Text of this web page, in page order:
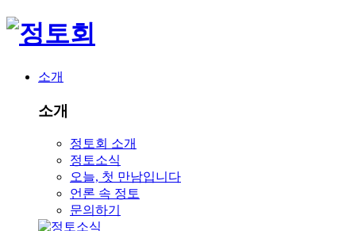
소개
소개
정토회 소개
정토소식
오늘, 첫 만남입니다
언론 속 정토
문의하기